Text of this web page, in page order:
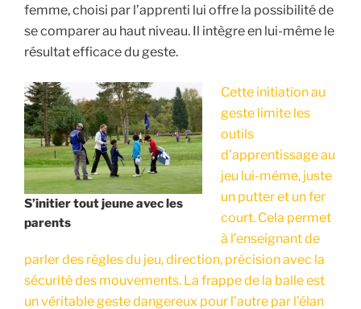
femme, choisi par l’apprenti lui offre la possibilité de
se comparer au haut niveau. Il intègre en lui-même le
résultat efficace du geste.
S’initier tout jeune avec les
parents
Cette initiation au
geste limite les
outils
d’apprentissage au
jeu lui-même, juste
un putter et un fer
court. Cela permet
à l’enseignant de
parler des règles du jeu, direction, précision avec la
sécurité des mouvements. La frappe de la balle est
un véritable geste dangereux pour l’autre par l’élan